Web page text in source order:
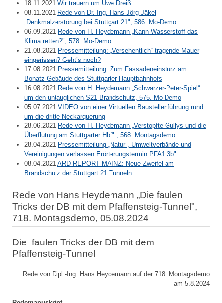
18.11.2021 Wir trauern um Uwe Dreiß
08.11.2021 Rede von Dr.-Ing. Hans-Jörg Jäkel
„Denkmalzerstörung bei Stuttgart 21", 586. Mo-Demo
06.09.2021 Rede von H. Heydemann „Kann Wasserstoff das
Klima retten?", 578. Mo-Demo
21.08.2021 Pressemitteilung: „Versehentlich“ tragende Mauer
eingerissen? Geht’s noch?
17.08.2021 Pressemitteilung: Zum Fassadeneinsturz am
Bonatz-Gebäude des Stuttgarter Hauptbahnhofs
16.08.2021 Rede von H. Heydemann „Schwarzer-Peter-Spiel“
um den untauglichen S21-Brandschutz, 575. Mo-Demo
05.07.2021 VIDEO von einer Virtuellen Baustellenführung rund
um die dritte Neckarquerung
28.06.2021 Rede von H. Heydemann „Verstopfte Gullys und die
Überflutung am Stuttgarter Hbf" , 568. Montagsdemo
28.04.2021 Pressemitteilung „Natur-, Umweltverbände und
Vereinigungen verlassen Erörterungstermin PFA1.3b"
08.04.2021 ARD-REPORT MAINZ: Neue Zweifel am
Brandschutz der Stuttgart 21 Tunneln
Rede von Hans Heydemann „Die faulen
Tricks der DB mit dem Pfaffensteig-Tunnel",
718. Montagsdemo, 05.08.2024
Die faulen Tricks der DB mit dem
Pfaffensteig-Tunnel
Rede von Dipl.-Ing. Hans Heydemann auf der 718. Montagsdemo
am 5.8.2024